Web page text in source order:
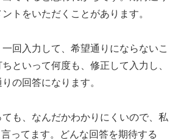
トをいただくことがあります。
回入力して、希望通りにならないこ
といって何度も、修正して入力し、
の回答になります。
も、なんだかわかりにくいので、私
ってます。どんな回答を期待する